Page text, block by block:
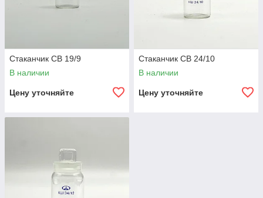
Стаканчик СВ 19/9
В наличии
Цену уточняйте
Стаканчик СВ 24/10
В наличии
Цену уточняйте